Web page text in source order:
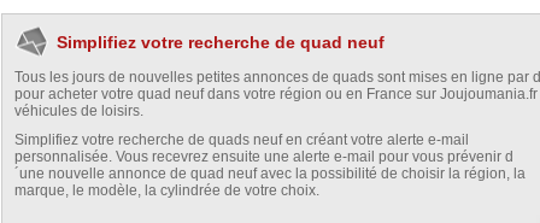
Simplifiez votre recherche de quad neuf
Tous les jours de nouvelles petites annonces de quads sont mises en ligne par
pour acheter votre quad neuf dans votre région ou en France sur
véhicules de loisirs.
Simplifiez votre recherche de quads neuf en créant votre alerte e-mail
personnalisée. Vous recevrez ensuite une alerte e-mail pour vous prévenir d
´une nouvelle annonce de quad neuf avec la possibilité de choisir la région, la
marque, le modèle, la cylindrée de votre choix.